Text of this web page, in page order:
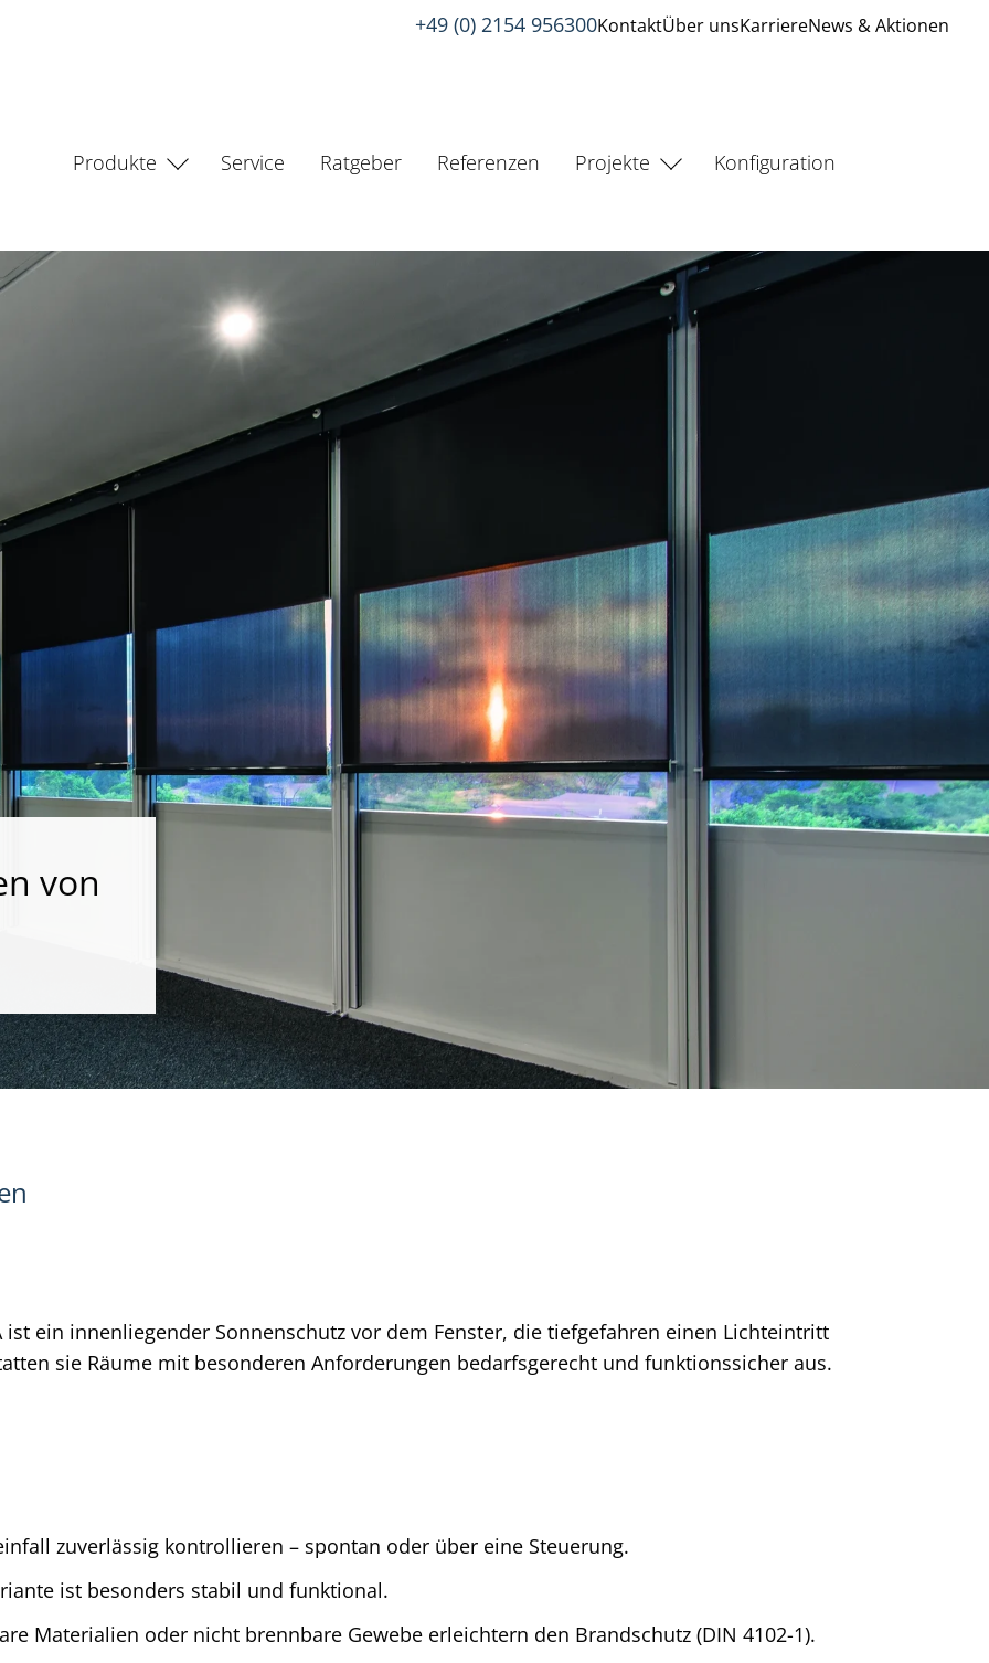
+49 (0) 2154 956300KontaktÜber unsKarriereNews & Aktionen
Produkte
Service Ratgeber Referenzen Projekte Konfiguration
von
ist ein innenliegender Sonnenschutz vor dem Fenster, die tiefgefahren einen Lichteintritt
sie Räume mit besonderen Anforderungen bedarfsgerecht und funktionssicher aus.
zuverlässig kontrollieren – spontan oder über eine Steuerung.
ist besonders stabil und funktional.
Materialien oder nicht brennbare Gewebe erleichtern den Brandschutz (DIN 4102-1).